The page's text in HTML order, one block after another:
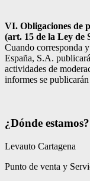
VI. Obligaciones de
(art. 15 de la Ley de
Cuando corresponda
España, S.A.
actividades de
informes se
¿Dónde estamos?
Levauto Cartagena
Punto de venta y